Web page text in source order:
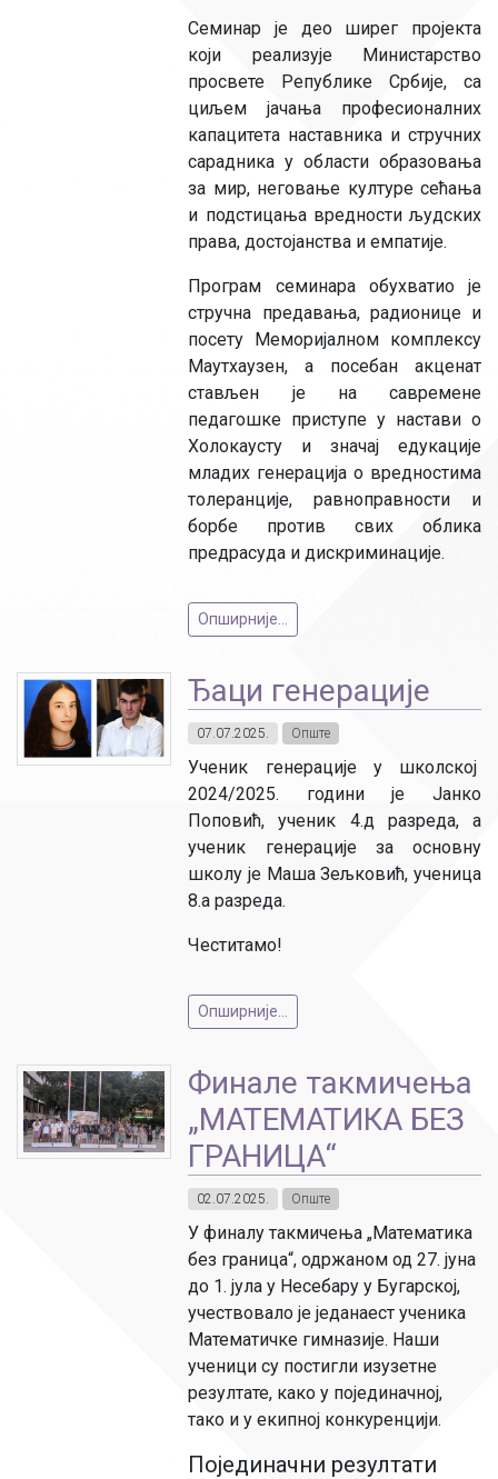
Семинар је део ширег пројекта
који реализује Министарство
просвете Републике Србије, са
циљем јачања професионалних
капацитета наставника и стручних
сарадника у области образовања
за мир, неговањe културе сећања
и подстицања вредности људских
права, достојанства и емпатије.
Програм семинара обухватио је
стручна предавања, радионице и
посету Меморијалном комплексу
Маутхаузен, а посебан акценат
стављен је на савремене
педагошке приступе у настави о
Холокаусту и значај едукације
младих генерација о вредностима
толеранције, равноправности и
борбе против свих облика
предрасуда и дискриминације.
Опширније...
Ђаци генерације
07.07.2025. Опште
Ученик генерације у школској
2024/2025. години је Јанко
Поповић, ученик 4.д разреда, а
ученик генерације за основну
школу је Маша Зељковић, ученица
8.а разреда.
Честитамо!
Опширније...
Финале такмичења
„МАТЕМАТИКА БЕЗ
ГРАНИЦА“
02.07.2025. Опште
У финалу такмичења „Математика
без граница“, одржаном од 27. јуна
до 1. јула у Несебару у Бугарској,
учествовало је једанаест ученика
Математичке гимназије. Наши
ученици су постигли изузетне
резултате, како у појединачној,
тако и у екипној конкуренцији.
Појединачни резултати